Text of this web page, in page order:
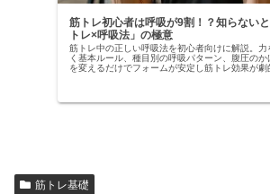
筋トレ初心者は呼吸が9割！？知らない
トレ×呼吸法」の極意
筋トレ中の正しい呼吸法を初心者向けに解説。
く基本ルール、種目別の呼吸パターン、腹圧のか
を変えるだけでフォームが安定し筋トレ効果が劇
筋トレ基礎